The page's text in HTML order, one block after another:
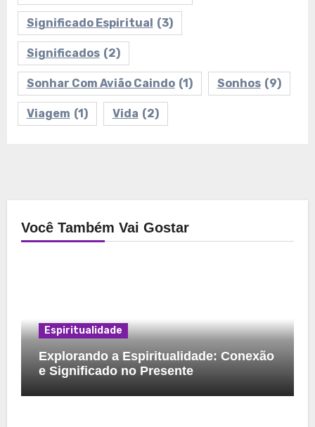
Significado Espiritual (3)
Significados (2)
Sonhar Com Avião Caindo (1) Sonhos (9)
Viagem (1) Vida (2)
Você Também Vai Gostar
Espiritualidade
Explorando a Espiritualidade: Conexão
e Significado no Presente